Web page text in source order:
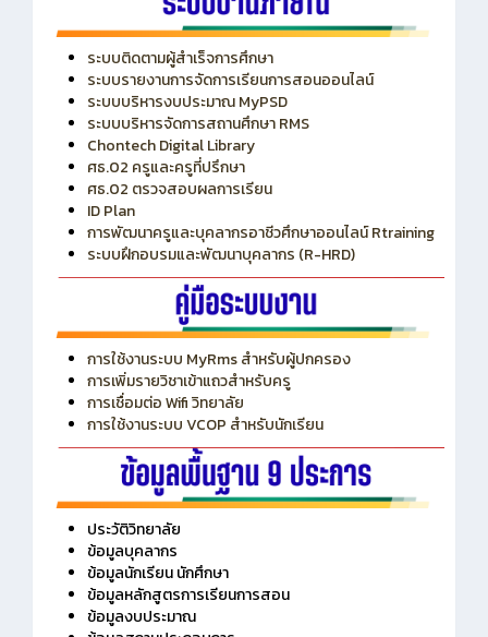
ระบบติดตามผู้สำเร็จการศึกษา
ระบบรายงานการจัดการเรียนการสอนออนไลน์
ระบบบริหารงบประมาณ MyPSD
ระบบบริหารจัดการสถานศึกษา RMS
Chontech Digital Library
ศธ.02 ครูและครูที่ปรึกษา
ศธ.02 ตรวจสอบผลการเรียน
ID Plan
การพัฒนาครูและบุคลากรอาชีวศึกษาออนไลน์ Rtraining
ระบบฝึกอบรมและพัฒนาบุคลากร (R-HRD)
การใช้งานระบบ MyRms สำหรับผู้ปกครอง
การเพิ่มรายวิชาเข้าแถวสำหรับครู
การเชื่อมต่อ Wifi วิทยาลัย
การใช้งานระบบ VCOP สำหรับนักเรียน
ประวัติวิทยาลัย
ข้อมูลบุคลากร
ข้อมูลนักเรียน นักศึกษา
ข้อมูลหลักสูตรการเรียนการสอน
ข้อมูลงบประมาณ